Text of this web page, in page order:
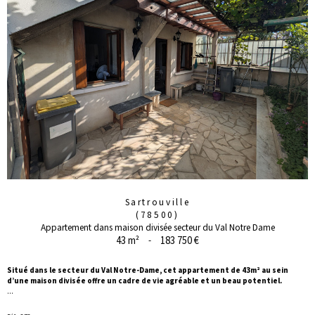
Sartrouville
(78500)
Appartement dans maison divisée secteur du Val Notre Dame
43 m² - 183 750 €
Situé dans le secteur du Val Notre-Dame, cet appartement de 43m² au sein
d’une maison divisée offre un cadre de vie agréable et un beau potentiel.
...